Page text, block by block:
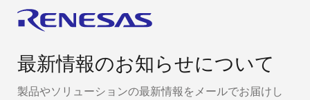
最新情報のお知らせについて
製品やソリューションの最新情報をメールでお届けし